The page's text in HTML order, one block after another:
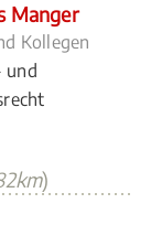
Manger
Kollegen
und
)